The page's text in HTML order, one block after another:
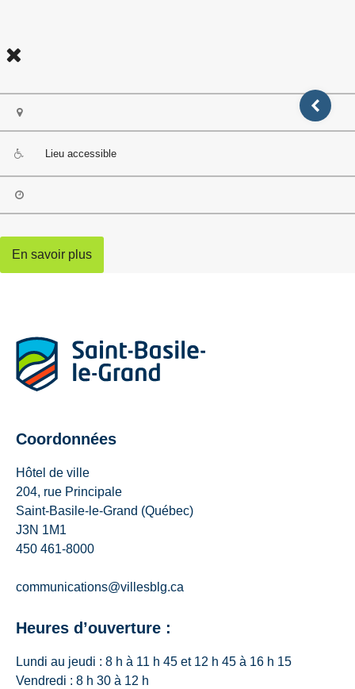
Lieu accessible
En savoir plus
Coordonnées
Hôtel de ville
204, rue Principale
Saint-Basile-le-Grand (Québec)
J3N 1M1
450 461-8000
communications@villesblg.ca
Heures d’ouverture :
Lundi au jeudi : 8 h à 11 h 45 et 12 h 45 à 16 h 15
Vendredi : 8 h 30 à 12 h